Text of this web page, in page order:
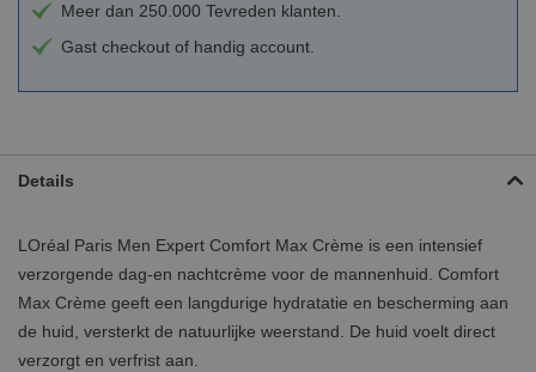
Meer dan 250.000 Tevreden klanten.
Gast checkout of handig account.
Details
LOréal Paris Men Expert Comfort Max Crème is een intensief
verzorgende dag-en nachtcrème voor de mannenhuid. Comfort
Max Crème geeft een langdurige hydratatie en bescherming aan
de huid, versterkt de natuurlijke weerstand. De huid voelt direct
verzorgt en verfrist aan.